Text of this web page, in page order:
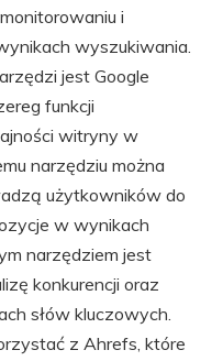
i
wyszukiwania.
jest Google
funkcji
witryny w
narzędziu można
użytkowników do
w wynikach
narzędziem jest
konkurencji oraz
słów kluczowych.
z Ahrefs, które